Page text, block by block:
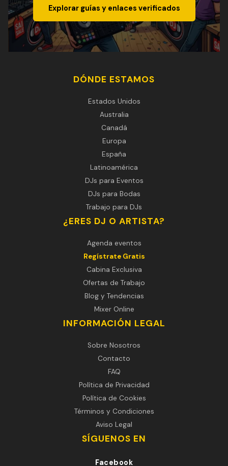
Explorar guías y enlaces verificados
DÓNDE ESTAMOS
Estados Unidos
Australia
Canadá
Europa
España
Latinoamérica
DJs para Eventos
DJs para Bodas
Trabajo para DJs
¿ERES DJ O ARTISTA?
Agenda eventos
Regístrate Gratis
Cabina Exclusiva
Ofertas de Trabajo
Blog y Tendencias
Mixer Online
INFORMACIÓN LEGAL
Sobre Nosotros
Contacto
FAQ
Política de Privacidad
Política de Cookies
Términos y Condiciones
Aviso Legal
SÍGUENOS EN
Facebook